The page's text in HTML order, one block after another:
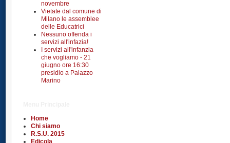
novembre
Vietate dal comune di
Milano le assemblee
delle Educatrici
Nessuno offenda i
servizi all'infazia!
I servizi all'infanzia
che vogliamo - 21
giugno ore 16:30
presidio a Palazzo
Marino
Home
Chi siamo
R.S.U. 2015
Edicola